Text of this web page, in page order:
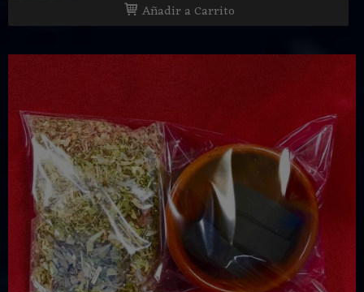
Añadir a Carrito